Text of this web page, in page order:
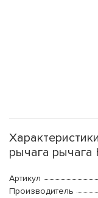
рычага рычага
Артикул
Производитель